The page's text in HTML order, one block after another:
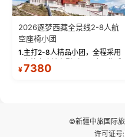
2026逐梦西藏全景线2-8人航
空座椅小团
1.主打2-8人精品小团，全程采用
座舱），提供VIP级别的舒适出行
¥7380
©新疆中旅国际
许可证